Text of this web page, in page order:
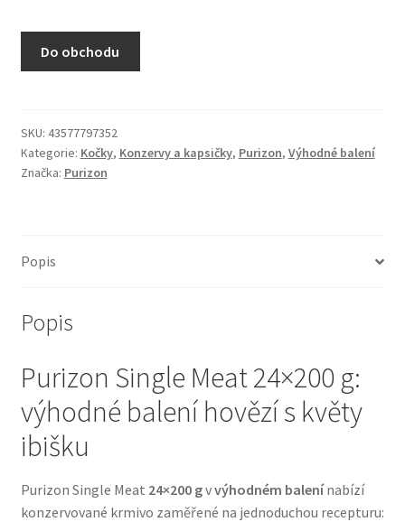
Purizon pro kočky
Škrabadla pro kočky
Boudy a výběhy
Bozita pro psy — Švédské krmivo s nordickou kvalitou
Brit pro psy
Do obchodu
SKU: 43577797352
Kategorie: Kočky, Konzervy a kapsičky, Purizon, Výhodné balení
Značka: Purizon
Popis
Popis
Purizon Single Meat 24×200 g:
výhodné balení hovězí s květy
ibišku
Purizon Single Meat 24×200 gvvýhodném balenínabízí
konzervované krmivo zaměřené na jednoduchou recepturu: